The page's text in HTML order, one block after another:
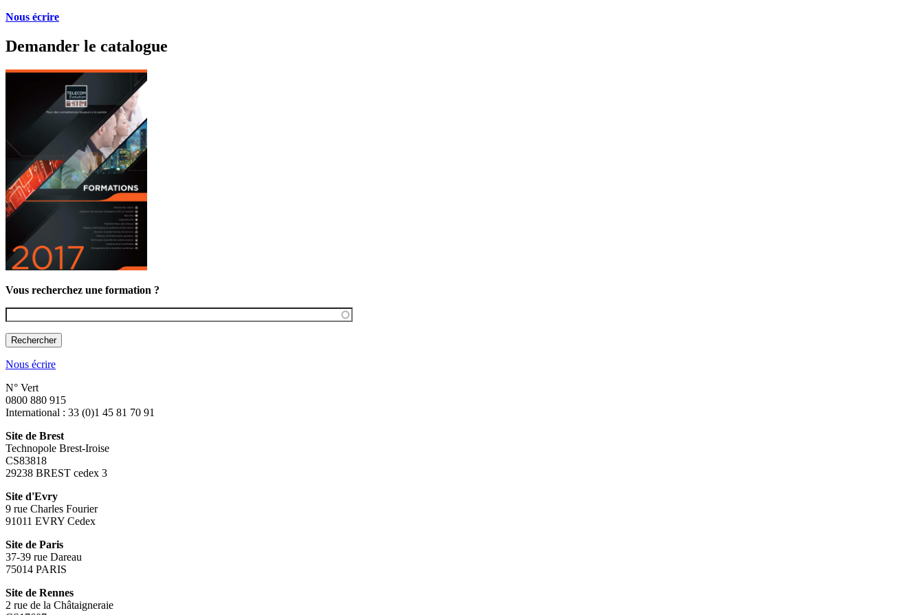
Nous écrire
Demander le catalogue
Vous recherchez une formation ?
Nous écrire
N° Vert
0800 880 915
International : 33 (0)1 45 81 70 91
Site de Brest
Technopole Brest-Iroise
CS83818
29238 BREST cedex 3
Site d'Evry
9 rue Charles Fourier
91011 EVRY Cedex
Site de Paris
37-39 rue Dareau
75014 PARIS
Site de Rennes
2 rue de la Châtaigneraie